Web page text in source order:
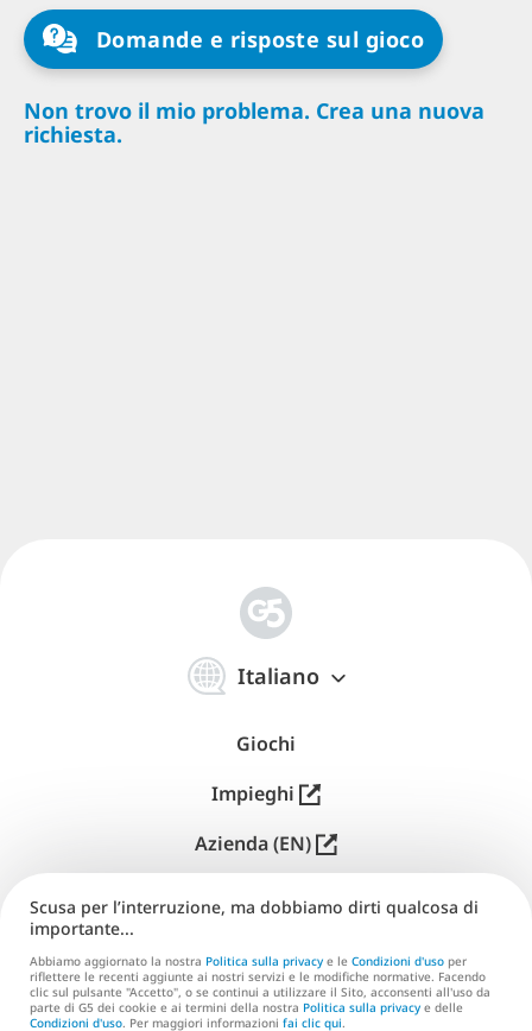
Domande e risposte sul gioco
Non trovo il mio problema. Crea una nuova
richiesta.
Italiano
体
中
Giochi
Impieghi
Azienda (EN)
Distribuzione (EN)
Contatti (EN)
Scusa per l’interruzione, ma dobbiamo dirti qualcosa di
importante...
Abbiamo aggiornato la nostra Politica sulla privacy e le Condizioni d'uso per
riflettere le recenti aggiunte ai nostri servizi e le modifiche normative. Facendo
clic sul pulsante "Accetto", o se continui a utilizzare il Sito, acconsenti all'uso da
parte di G5 dei cookie e ai termini della nostra Politica sulla privacy e delle
Condizioni d'uso. Per maggiori informazioni fai clic qui.